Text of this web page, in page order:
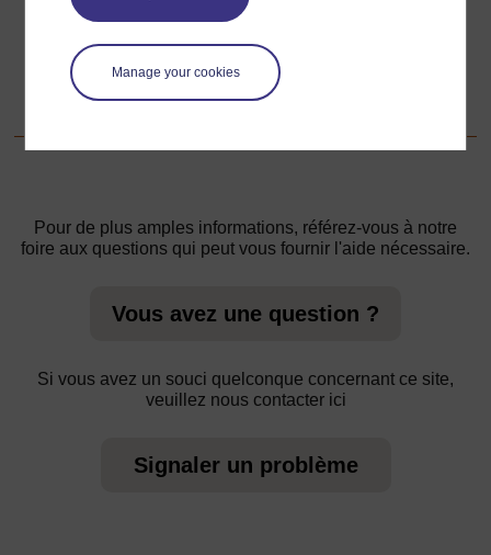
Manage your cookies
Suivant
Suivant
1. Travailler collaborativement pour préparer des travaux
pratiques sur les formes congruentes
Pour de plus amples informations, référez-vous à notre
foire aux questions qui peut vous fournir l'aide nécessaire.
Vous avez une question ?
Si vous avez un souci quelconque concernant ce site,
veuillez nous contacter ici
Signaler un problème